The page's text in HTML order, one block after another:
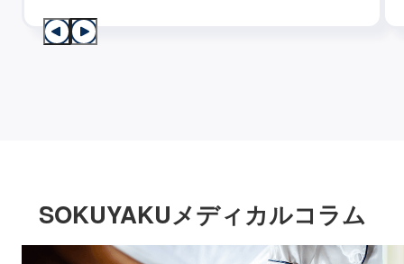
SOKUYAKUメディカルコラム